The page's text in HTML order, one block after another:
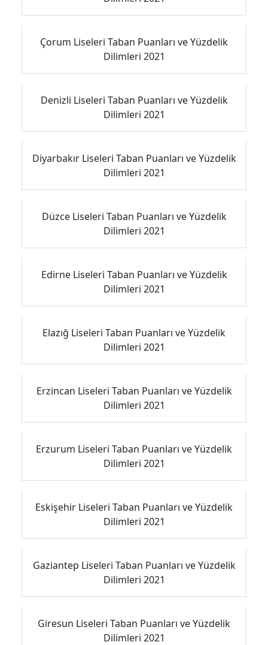
Çorum Liseleri Taban Puanları ve Yüzdelik
Dilimleri 2021
Denizli Liseleri Taban Puanları ve Yüzdelik
Dilimleri 2021
Diyarbakır Liseleri Taban Puanları ve Yüzdelik
Dilimleri 2021
Düzce Liseleri Taban Puanları ve Yüzdelik
Dilimleri 2021
Edirne Liseleri Taban Puanları ve Yüzdelik
Dilimleri 2021
Elazığ Liseleri Taban Puanları ve Yüzdelik
Dilimleri 2021
Erzincan Liseleri Taban Puanları ve Yüzdelik
Dilimleri 2021
Erzurum Liseleri Taban Puanları ve Yüzdelik
Dilimleri 2021
Eskişehir Liseleri Taban Puanları ve Yüzdelik
Dilimleri 2021
Gaziantep Liseleri Taban Puanları ve Yüzdelik
Dilimleri 2021
Giresun Liseleri Taban Puanları ve Yüzdelik
Dilimleri 2021